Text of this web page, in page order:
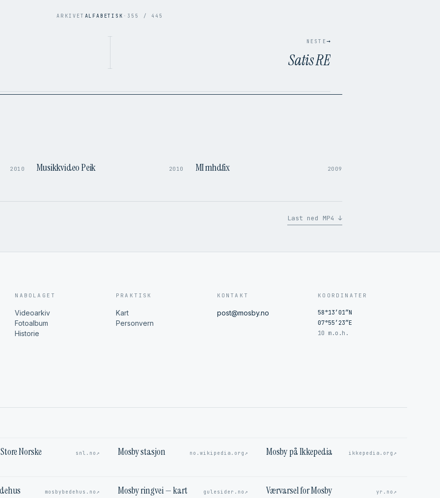
ARKIVET ALFABETISK · 355 / 445
NESTE→
Satis RE
2010 Musikkvideo Peik 2010 MI mhdfix 2009
Last ned MP4 ↓
NABOLAGET
Videoarkiv
Fotoalbum
Historie
PRAKTISK
Kart
Personvern
KONTAKT
post@mosby.no
KOORDINATER
58°13′01″N
07°55′23″E
10 m.o.h.
Norske
snl.no ↗ Mosby stasjon no.wikipedia.org ↗ Mosby på Ikkepedia ikkepedia.org ↗
mosbybedehus.no ↗ Mosby ringvei — kart gulesider.no ↗ Værvarsel for Mosby yr.no ↗